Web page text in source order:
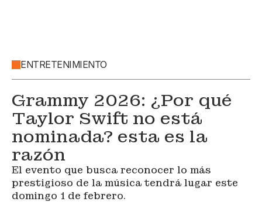
ENTRETENIMIENTO
Grammy 2026: ¿Por qué
Taylor Swift no está
nominada? esta es la
razón
El evento que busca reconocer lo más
prestigioso de la música tendrá lugar este
domingo 1 de febrero.